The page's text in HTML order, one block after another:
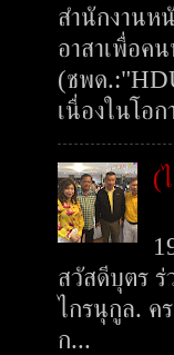
สำนักงานห
อาสาเพื่อค
(ชพด
เนื่องในโอ
(
สวัสดีบุตร
ไกรนุกูล.
ก...